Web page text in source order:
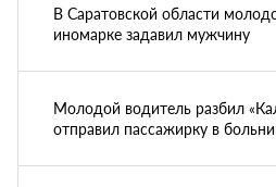
В Саратовской области
иномарке задавил мужчину
Молодой водитель разбил
отправил пассажирку в